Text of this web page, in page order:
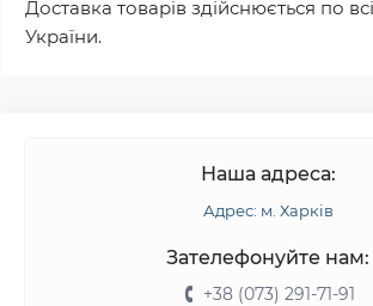
Доставка товарів здійснюється по
України.
Наша адреса:
Адрес: м. Харків
Зателефонуйте нам:
+38 (073) 291-71-91